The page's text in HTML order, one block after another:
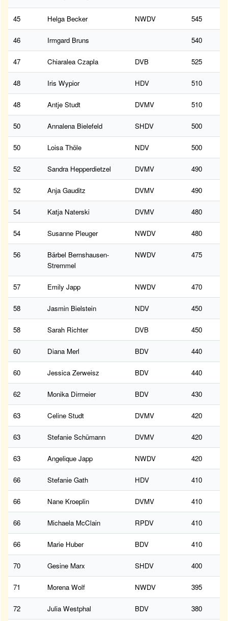
45 Helga Becker NWDV 545
46 Irmgard Bruns 540
47 Chiaralea Czapla DVB 525
48 Iris Wypior HDV 510
48 Antje Studt DVMV 510
50 Annalena Bielefeld SHDV 500
50 Loisa Thöle NDV 500
52 Sandra Hepperdietzel DVMV 490
52 Anja Gauditz DVMV 490
54 Katja Naterski DVMV 480
54 Susanne Pleuger NWDV 480
56
Bärbel Bernshausen-
Stremmel
NWDV 475
57 Emily Japp NWDV 470
58 Jasmin Bielstein NDV 450
58 Sarah Richter DVB 450
60 Diana Merl BDV 440
60 Jessica Zerweisz BDV 440
62 Monika Dirmeier BDV 430
63 Celine Studt DVMV 420
63 Stefanie Schümann DVMV 420
63 Angelique Japp NWDV 420
66 Stefanie Gath HDV 410
66 Nane Kroeplin DVMV 410
66 Michaela McClain RPDV 410
66 Marie Huber BDV 410
70 Gesine Marx SHDV 400
71 Morena Wolf NWDV 395
72 Julia Westphal BDV 380